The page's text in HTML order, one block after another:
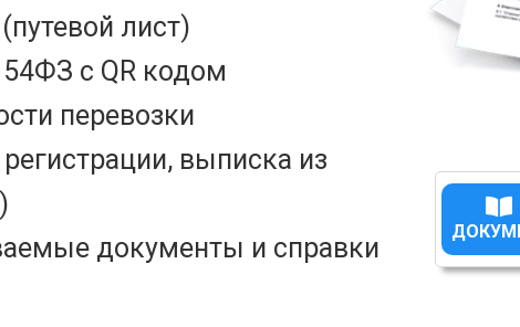
лист)
с QR кодом
перевозки
выписка из
документы и справки